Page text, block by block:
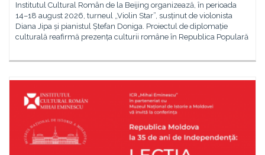
Institutul Cultural Român de la Beijing organizează, în perioada
14–18 august 2026, turneul „Violin Star”, susținut de violonista
Diana Jipa și pianistul Ștefan Doniga. Proiectul de diplomație
culturală reafirmă prezența culturii române în Republica Populară